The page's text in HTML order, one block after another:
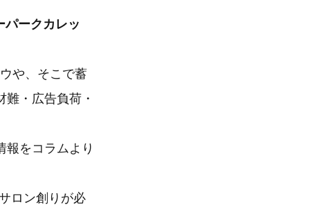
ークカレッ
や、そこで蓄
・広告負荷・
報をコラムより
ロン創りが必